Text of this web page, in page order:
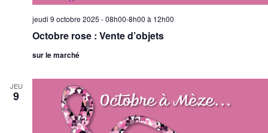
Octobre rose : Vente d’objets
jeudi 9 octobre 2025 - 08h00-8h00 à 12h00
sur le marché
JEU
9